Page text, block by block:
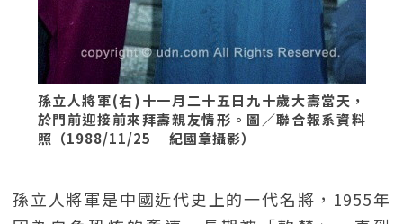
孫立人將軍(右)十一月二十五日九十歲大壽當天，
於門前迎接前來拜壽親友情形。圖／聯合報系資料
照（1988/11/25 紀國章攝影）
孫立人將軍是中國近代史上的一代名將，1955年